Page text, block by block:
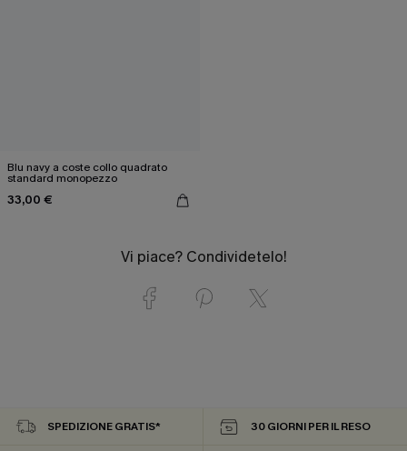
Blu navy a coste collo quadrato
standard monopezzo
33,00 €
Vi piace? Condividetelo!
SPEDIZIONE GRATIS* 30 GIORNI PER IL RESO